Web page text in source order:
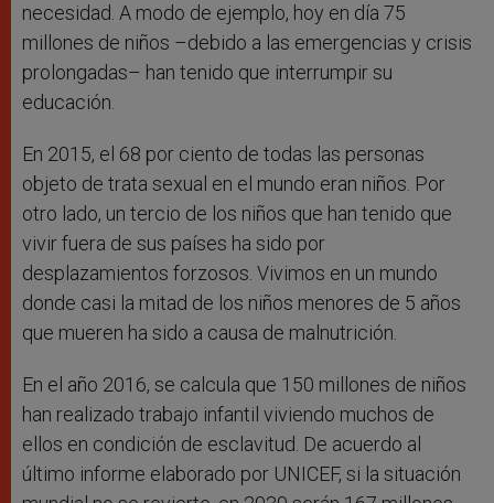
necesidad. A modo de ejemplo, hoy en día 75
millones de niños –debido a las emergencias y crisis
prolongadas– han tenido que interrumpir su
educación.
En 2015, el 68 por ciento de todas las personas
objeto de trata sexual en el mundo eran niños. Por
otro lado, un tercio de los niños que han tenido que
vivir fuera de sus países ha sido por
desplazamientos forzosos. Vivimos en un mundo
donde casi la mitad de los niños menores de 5 años
que mueren ha sido a causa de malnutrición.
En el año 2016, se calcula que 150 millones de niños
han realizado trabajo infantil viviendo muchos de
ellos en condición de esclavitud. De acuerdo al
último informe elaborado por UNICEF, si la situación